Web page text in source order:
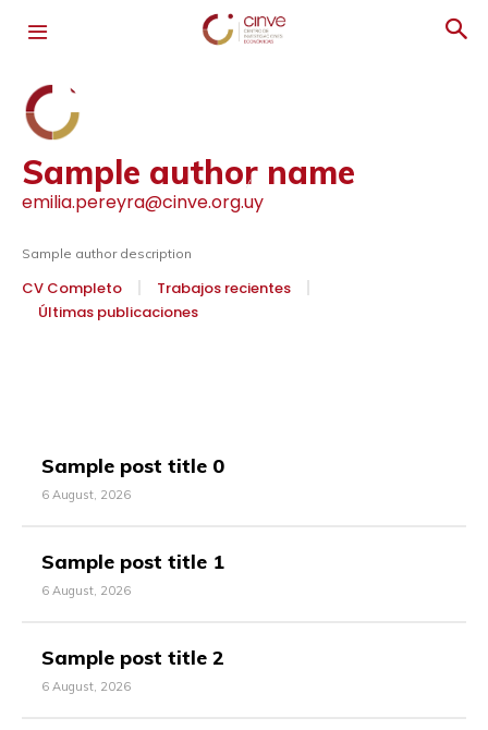
Sample author name
emilia.pereyra@cinve.org.uy
Sample author description
CV Completo
Trabajos recientes
Últimas publicaciones
Sample post title 0
6 August, 2026
Sample post title 1
6 August, 2026
Sample post title 2
6 August, 2026